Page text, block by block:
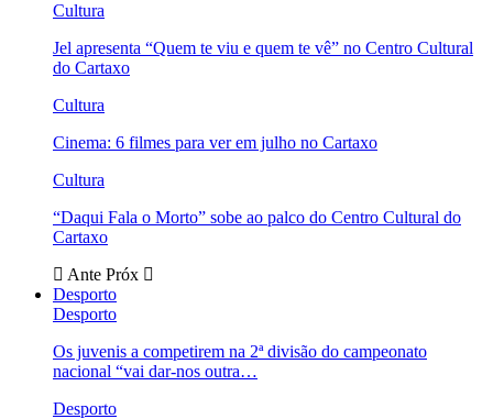
Cultura
Jel apresenta “Quem te viu e quem te vê” no Centro Cultural
do Cartaxo
Cultura
Cinema: 6 filmes para ver em julho no Cartaxo
Cultura
“Daqui Fala o Morto” sobe ao palco do Centro Cultural do
Cartaxo
Ante Próx
Desporto
Desporto
Os juvenis a competirem na 2ª divisão do campeonato
nacional “vai dar-nos outra…
Desporto